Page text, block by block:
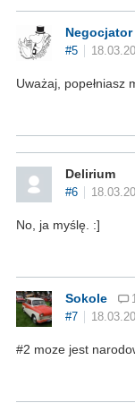
Negocjator
#5
Uważaj, popełniasz
Delirium
#6
No, ja myślę. :]
Sokole
#7
#2 moze jest